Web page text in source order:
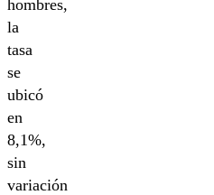
hombres,
la
tasa
se
ubicó
en
8,1%,
sin
variación